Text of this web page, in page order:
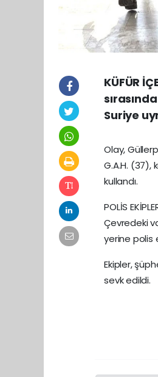
KÜFÜR
Suriye
Olay,
G.A.H. (37),
kullandı.
POLİS
Çevredeki
yerine polis
Ekipler,
sevk edildi.